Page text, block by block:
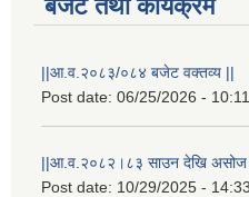
बजेट तथा कार्यक्रम
||आ.व.२०८३/०८४ बजेट वक्तव्य ||
Post date: 06/25/2026 - 10:11
||आ.व.२०८२।८३ साउन देखि असोज
Post date: 10/29/2025 - 14:33